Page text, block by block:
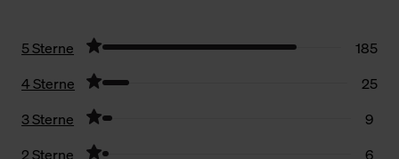
5 Sterne
185
4 Sterne
25
3 Sterne
9
2 Sterne
6